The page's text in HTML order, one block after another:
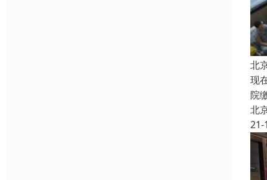
北
现
院
北
21-